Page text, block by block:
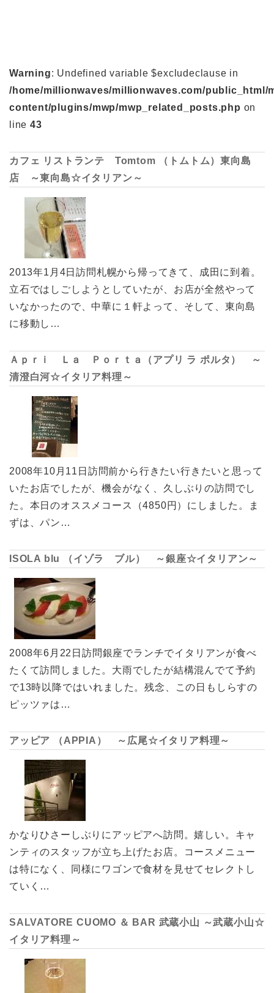
Warning: Undefined variable $excludeclause in
/home/millionwaves/millionwaves.com/public_html/
content/plugins/mwp/mwp_related_posts.php on
line 43
カフェ リストランテ Tomtom （トムトム）東向島
店 ～東向島☆イタリアン～
2013年1月4日訪問札幌から帰ってきて、成田に到着。
立石ではしごしようとしていたが、お店が全然やって
いなかったので、中華に１軒よって、そして、東向島
に移動し…
Ａｐｒｉ Ｌａ Ｐｏｒｔａ（アプリ ラ ポルタ） ～
清澄白河☆イタリア料理～
2008年10月11日訪問前から行きたい行きたいと思って
いたお店でしたが、機会がなく、久しぶりの訪問でし
た。本日のオススメコース（4850円）にしました。ま
ずは、パン…
ISOLA blu （イゾラ ブル） ～銀座☆イタリアン～
2008年6月22日訪問銀座でランチでイタリアンが食べ
たくて訪問しました。大雨でしたが結構混んでて予約
で13時以降ではいれました。残念、この日もしらすの
ピッツァは…
アッピア （APPIA） ～広尾☆イタリア料理～
かなりひさーしぶりにアッピアへ訪問。嬉しい。キャ
ンティのスタッフが立ち上げたお店。コースメニュー
は特になく、同様にワゴンで食材を見せてセレクトし
ていく…
SALVATORE CUOMO ＆ BAR 武蔵小山 ～武蔵小山☆
イタリア料理～